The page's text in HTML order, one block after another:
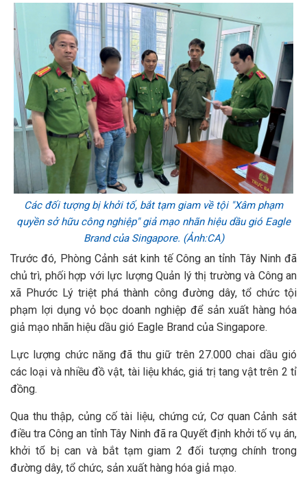
Các đối tượng bị khởi tố, bắt tạm giam về tội "Xâm phạm
quyền sở hữu công nghiệp" giả mạo nhãn hiệu dầu gió Eagle
Brand của Singapore. (Ảnh:CA)
Trước đó, Phòng Cảnh sát kinh tế Công an tỉnh Tây Ninh đã
chủ trì, phối hợp với lực lượng Quản lý thị trường và Công an
xã Phước Lý triệt phá thành công đường dây, tổ chức tội
phạm lợi dụng vỏ bọc doanh nghiệp để sản xuất hàng hóa
giả mạo nhãn hiệu dầu gió Eagle Brand của Singapore.
Lực lượng chức năng đã thu giữ trên 27.000 chai dầu gió
các loại và nhiều đồ vật, tài liệu khác, giá trị tang vật trên 2 tỉ
đồng.
Qua thu thập, củng cố tài liệu, chứng cứ, Cơ quan Cảnh sát
điều tra Công an tỉnh Tây Ninh đã ra Quyết định khởi tố vụ án,
khởi tố bị can và bắt tạm giam 2 đối tượng chính trong
đường dây, tổ chức, sản xuất hàng hóa giả mạo.